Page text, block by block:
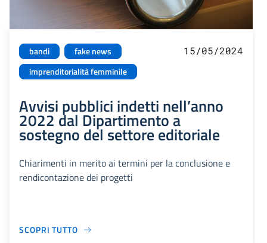
bandi
fake news
imprenditorialità femminile
15/05/2024
Avvisi pubblici indetti nell’anno
2022 dal Dipartimento a
sostegno del settore editoriale
Chiarimenti in merito ai termini per la conclusione e
rendicontazione dei progetti
SCOPRI TUTTO